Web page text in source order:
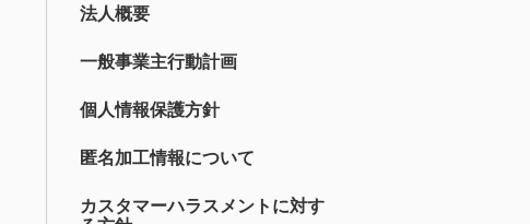
法人概要
一般事業主行動計画
個人情報保護方針
匿名加工情報について
カスタマーハラスメントに対す